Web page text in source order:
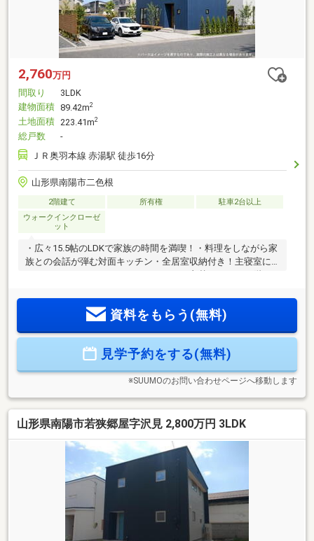
2,760万円
間取り
3LDK
建物面積 89.42m2
土地面積 223.41m2
総戸数
-
ＪＲ奥羽本線 赤湯駅 徒歩16分
山形県南陽市二色根
2階建て 所有権
駐車2台以上
ウォークインクローゼ
ット
・広々15.5帖のLDKで家族の時間を満喫！・料理をしながら家
族との会話が弾む対面キッチン・全居室収納付き！主寝室に
干しOK！・雪国に嬉しいゆとりある駐車スペース！ゆったり3
台分確保！・家庭菜園など楽しめる庭付き♪南向きで日当たり
歩13分赤湯駅：徒歩20分≪店舗情報≫ユニテハウス山形023-
資料をもらう(無料)
見学予約をする(無料)
※SUUMOのお問い合わせページへ移動します
山形県南陽市若狭郷屋字沢見 2,800万円 3LDK